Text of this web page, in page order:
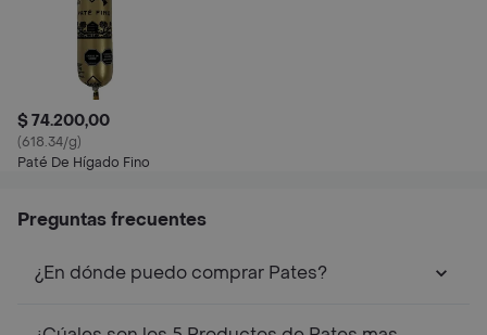
$ 74.200,00
(618.34/g)
Paté De Hígado Fino
Preguntas frecuentes
¿En dónde puedo comprar Pates?